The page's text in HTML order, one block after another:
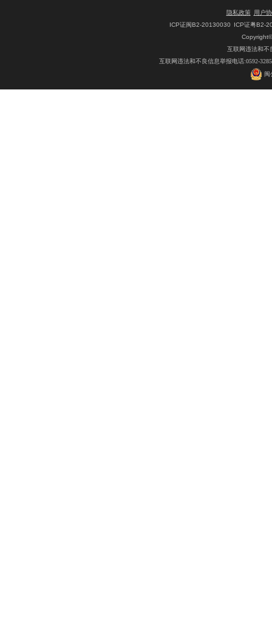
隐私政策
用户
ICP证闽B2-20130030 ICP证粤B2-
互联网违法和不
互联网违法和不良信息举报电话:0592-
闽